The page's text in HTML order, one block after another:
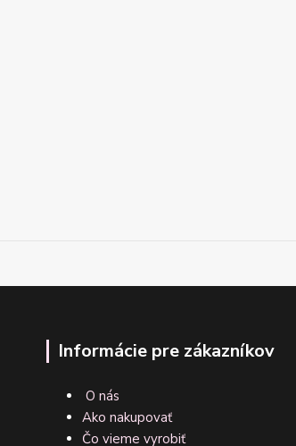
Informácie pre zákazníkov
O nás
Ako nakupovať
Čo vieme vyrobiť